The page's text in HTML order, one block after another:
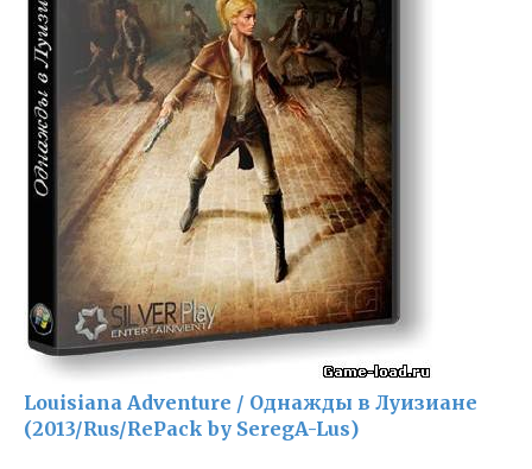
Louisiana Adventure / Однажды в Луизиане
(2013/Rus/RePack by SeregA-Lus)